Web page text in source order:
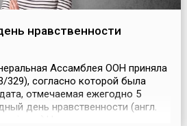
нравственности
Ассамблея ООН приняла
согласно которой была
отмечаемая ежегодно 5
день нравственности (англ.